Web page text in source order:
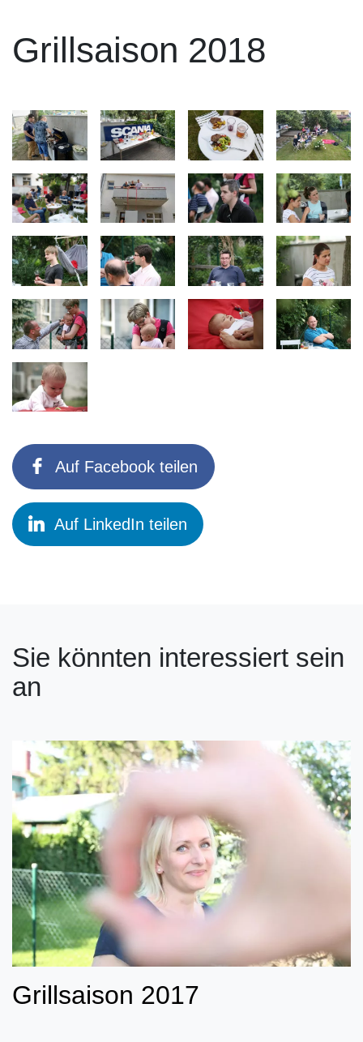
Grillsaison 2018
Auf Facebook teilen
Auf LinkedIn teilen
Sie könnten interessiert sein
an
Grillsaison 2017